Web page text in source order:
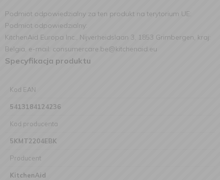
Podmiot odpowiedzialny za ten produkt na terytorium UE:
Podmiot odpowiedzialny:
KitchenAid Europa Inc., Nijverheidslaan 3, 1853 Grimbergen, kraj:
Belgia, e-mail: consumercare.be@kitchenaid.eu
Specyfikacja produktu
Kod EAN
5413184124236
Kod producenta
5KMT2204EBK
Producent
KitchenAid